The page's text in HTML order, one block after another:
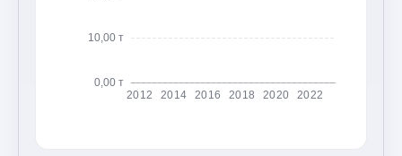
0,00 т
10,00 т
2012 2014 2016 2018 2020 2022